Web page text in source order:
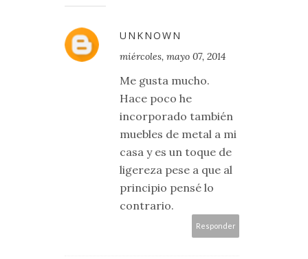
UNKNOWN
miércoles, mayo 07, 2014
Me gusta mucho.
Hace poco he
incorporado también
muebles de metal a mi
casa y es un toque de
ligereza pese a que al
principio pensé lo
contrario.
Responder